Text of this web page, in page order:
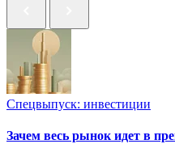
Спецвыпуск: инвестиции
Зачем весь рынок идет в